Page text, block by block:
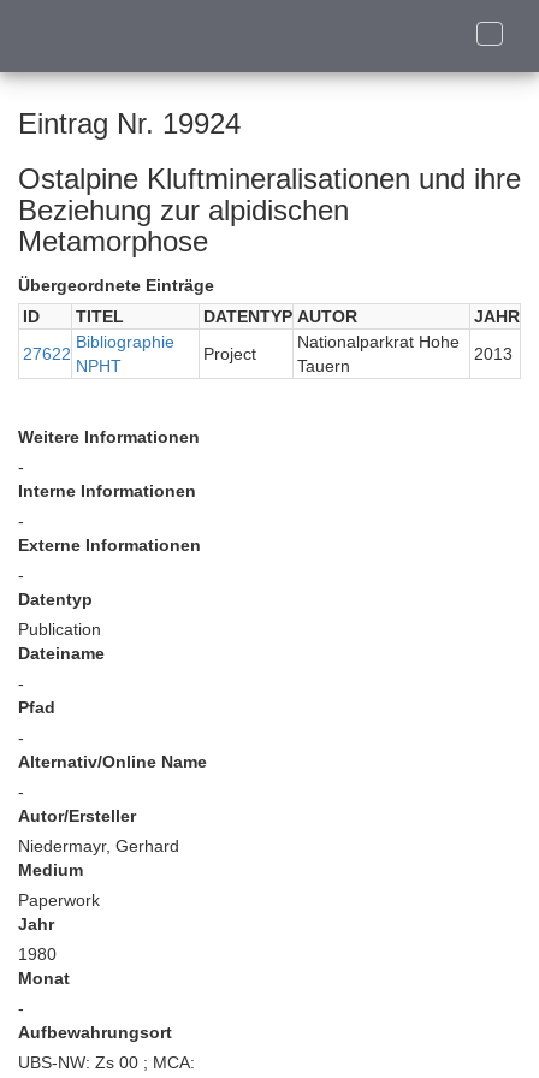
Toggle
Eintrag Nr. 19924
Ostalpine Kluftmineralisationen und ihre
Beziehung zur alpidischen
Metamorphose
Übergeordnete Einträge
ID
TITEL DATENTYP AUTOR
JAHR
27622
Bibliographie
NPHT
Project
Nationalparkrat Hohe
Tauern
2013
Weitere Informationen
-
Interne Informationen
-
Externe Informationen
-
Datentyp
Publication
Dateiname
-
Pfad
-
Alternativ/Online Name
-
Autor/Ersteller
Niedermayr, Gerhard
Medium
Paperwork
Jahr
1980
Monat
-
Aufbewahrungsort
UBS-NW: Zs 00 ; MCA: